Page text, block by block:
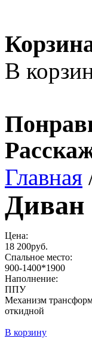
В
Главная
Цена:
18 200руб.
Спальное место:
900-1400*1900
Наполнение:
ППУ
Механизм
откидной
В корзину